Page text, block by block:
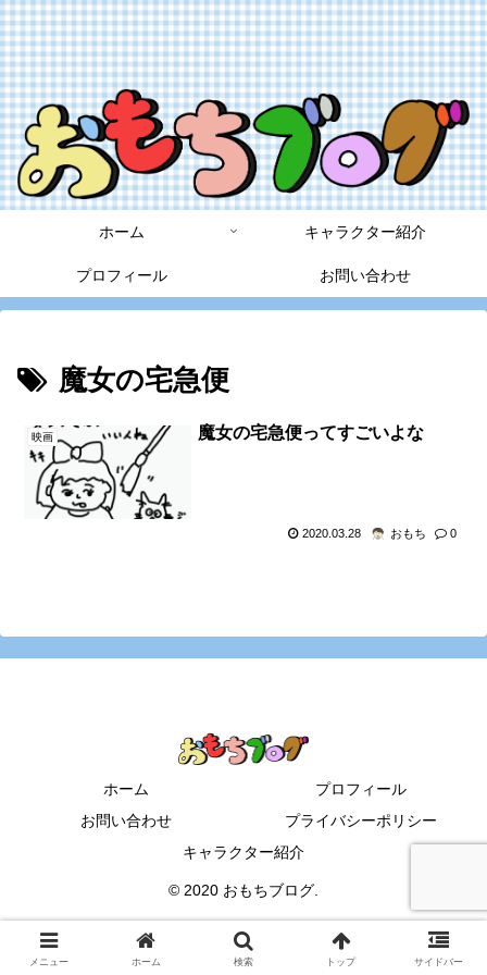
ホーム キャラクター紹介
プロフィール お問い合わせ
魔女の宅急便
映画 魔女の宅急便ってすごいよな
2020.03.28 おもち 0
ホーム
プロフィール
お問い合わせ
プライバシーポリシー
キャラクター紹介
© 2020 おもちブログ.
メニュー ホーム 検索 トップ サイドバー